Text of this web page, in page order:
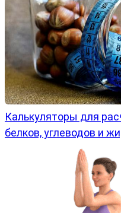
Калькуляторы для
белков, углеводов и